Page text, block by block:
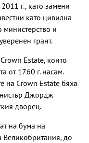
г., като замени
като цивилна
министерство и
грант.
Estate, които
от 1760 г. насам.
на Crown Estate бяха
Джордж
дворец.
на бума на
Великобритания, до